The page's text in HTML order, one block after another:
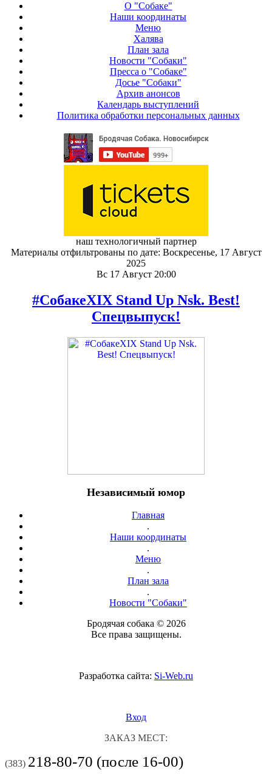
О "Собаке"
Наши координаты
Меню
Халява
План зала
Новости "Собаки"
Пресса о "Собаке"
Досье "Собаки"
Архив анонсов
Календарь выступлений
Политика обработки персональных данных
наш технологичный партнер
Материалы отфильтрованы по дате: Воскресенье, 17 Август
2025
Вс 17 Август 20:00
#СобакеXIX Stand Up Nsk. Best!
Спецвыпуск!
Независимый юмор
Главная
.
Наши координаты
.
Меню
.
План зала
.
Новости "Собаки"
Бродячая собака © 2026
Все права защищены.
Разработка сайта: Si-Web.ru
Вход
ЗАКАЗ МЕСТ:
(383) 218-80-70 (после 16-00)